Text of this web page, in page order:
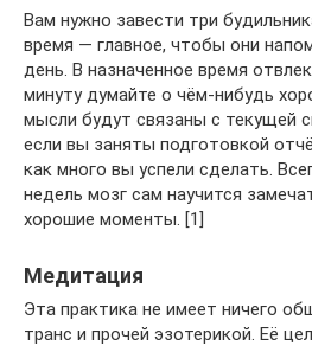
Вам нужно завести три
время — главное, чтобы они
день. В назначенное время
минуту думайте о чём-нибудь
мысли будут связаны с текущей
если вы заняты подготовкой
как много вы успели сделать.
недель мозг сам научится
хорошие моменты. [1]
Медитация
Эта практика не имеет ничего
транс и прочей эзотерикой. Её